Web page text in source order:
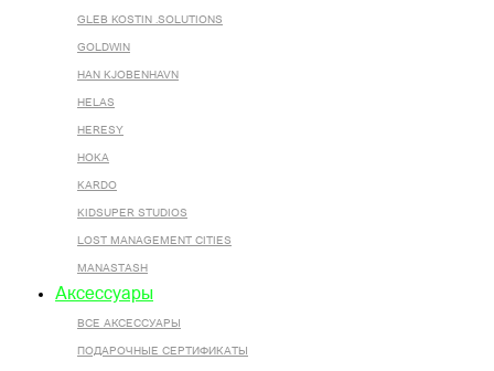
GLEB KOSTIN .SOLUTIONS
GOLDWIN
HAN KJOBENHAVN
HELAS
HERESY
HOKA
KARDO
KIDSUPER STUDIOS
LOST MANAGEMENT CITIES
MANASTASH
Аксессуары
ВСЕ AКСЕССУАРЫ
ПОДАРОЧНЫЕ СЕРТИФИКАТЫ